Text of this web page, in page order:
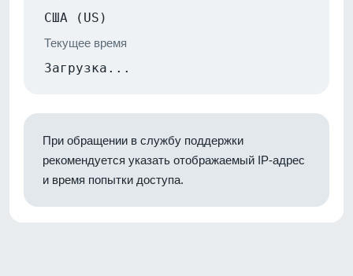
США (US)
Текущее время
Загрузка...
При обращении в службу поддержки
рекомендуется указать отображаемый IP-адрес
и время попытки доступа.